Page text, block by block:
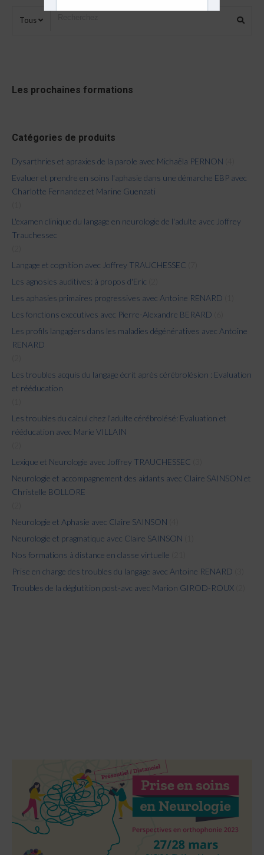
Tous
Les prochaines formations
Catégories de produits
Dysarthries et apraxies de la parole avec Michaëla PERNON
Evaluer et prendre en soins l'aphasie dans une démarche EBP avec
Charlotte Fernandez et Marine Guenzati
L'examen clinique du langage en neurologie de l'adulte avec Joffrey
Trauchessec
Langage et cognition avec Joffrey TRAUCHESSEC
Les agnosies auditives: à propos d'Eric
Les aphasies primaires progressives avec Antoine RENARD
Les fonctions executives avec Pierre-Alexandre BERARD
Les profils langagiers dans les maladies dégénératives avec Antoine
RENARD
Les troubles acquis du langage écrit après cérébrolésion : Evaluation
et rééducation
Les troubles du calcul chez l'adulte cérébrolésé: Evaluation et
rééducation avec Marie VILLAIN
Lexique et Neurologie avec Joffrey TRAUCHESSEC
Neurologie et accompagnement des aidants avec Claire SAINSON et
Christelle BOLLORE
Neurologie et Aphasie avec Claire SAINSON
Neurologie et pragmatique avec Claire SAINSON
Nos formations à distance en classe virtuelle
Prise en charge des troubles du langage avec Antoine RENARD
Troubles de la déglutition post-avc avec Marion GIROD-ROUX